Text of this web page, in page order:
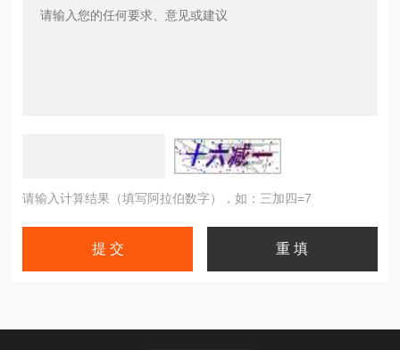
请输入计算结果（填写阿拉伯数字），如：三加四=7